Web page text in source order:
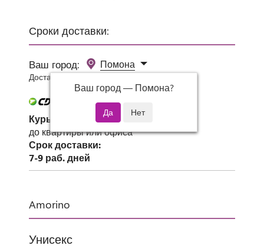
Сроки доставки:
Ваш город:
Помона
Ваш город — Помона?
Доставка 0 руб при заказе от 3000 руб.
Курьер СДЭК
до квартиры или офиса
Срок доставки:
7-9 раб. дней
Amorino
Унисекс